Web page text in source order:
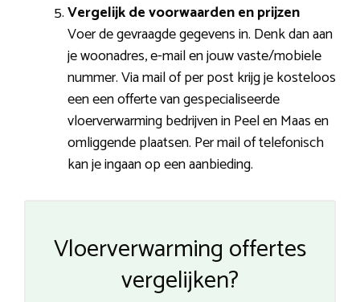
Vergelijk de voorwaarden en prijzen
Voer de gevraagde gegevens in. Denk dan aan
je woonadres, e-mail en jouw vaste/mobiele
nummer. Via mail of per post krijg je kosteloos
een een offerte van gespecialiseerde
vloerverwarming bedrijven in Peel en Maas en
omliggende plaatsen. Per mail of telefonisch
kan je ingaan op een aanbieding.
Vloerverwarming offertes
vergelijken?